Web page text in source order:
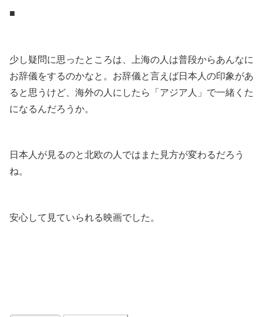
■
少し疑問に思ったところは、上海の人は普段からあんなに
お辞儀をするのかなと。お辞儀と言えば日本人の印象があ
ると思うけど、海外の人にしたら「アジア人」で一緒くた
になるんだろうか。
日本人が見るのと北欧の人ではまた見方が変わるだろう
ね。
安心して見ていられる映画でした。